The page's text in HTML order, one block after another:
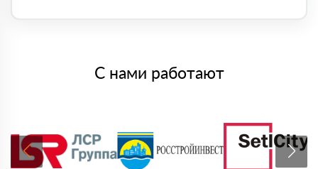
С нами работают